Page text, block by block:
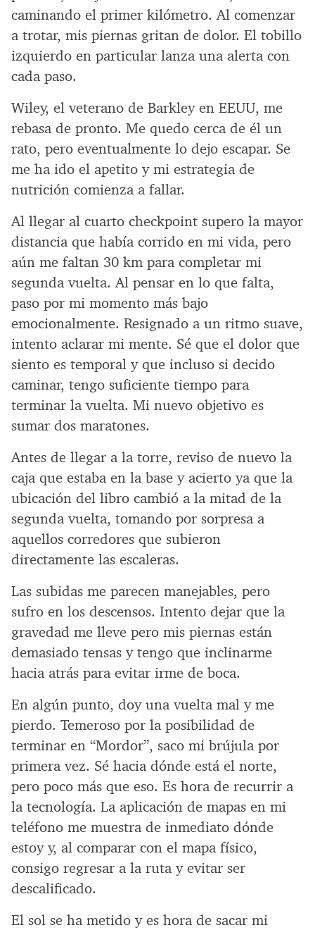
caminando el primer kilómetro. Al comenzar
a trotar, mis piernas gritan de dolor. El tobillo
izquierdo en particular lanza una alerta con
cada paso.
Wiley, el veterano de Barkley en EEUU, me
rebasa de pronto. Me quedo cerca de él un
rato, pero eventualmente lo dejo escapar. Se
me ha ido el apetito y mi estrategia de
nutrición comienza a fallar.
Al llegar al cuarto checkpoint supero la mayor
distancia que había corrido en mi vida, pero
aún me faltan 30 km para completar mi
segunda vuelta. Al pensar en lo que falta,
paso por mi momento más bajo
emocionalmente. Resignado a un ritmo suave,
intento aclarar mi mente. Sé que el dolor que
siento es temporal y que incluso si decido
caminar, tengo suficiente tiempo para
terminar la vuelta. Mi nuevo objetivo es
sumar dos maratones.
Antes de llegar a la torre, reviso de nuevo la
caja que estaba en la base y acierto ya que la
ubicación del libro cambió a la mitad de la
segunda vuelta, tomando por sorpresa a
aquellos corredores que subieron
directamente las escaleras.
Las subidas me parecen manejables, pero
sufro en los descensos. Intento dejar que la
gravedad me lleve pero mis piernas están
demasiado tensas y tengo que inclinarme
hacia atrás para evitar irme de boca.
En algún punto, doy una vuelta mal y me
pierdo. Temeroso por la posibilidad de
terminar en “Mordor”, saco mi brújula por
primera vez. Sé hacia dónde está el norte,
pero poco más que eso. Es hora de recurrir a
la tecnología. La aplicación de mapas en mi
teléfono me muestra de inmediato dónde
estoy y, al comparar con el mapa físico,
consigo regresar a la ruta y evitar ser
descalificado.
El sol se ha metido y es hora de sacar mi